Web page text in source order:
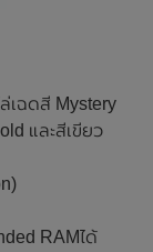
เฉดสี Mystery
และสีเขียว
RAMได้